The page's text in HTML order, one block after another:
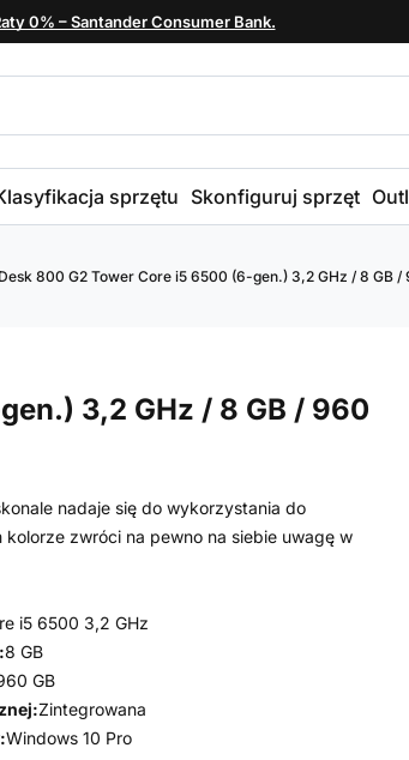
0% – Santander Consumer Bank.
sprzętu Skonfiguruj sprzęt
800 G2 Tower Core i5 6500 (6-gen.) 3,2 GHz / 8 GB /
3,2 GHz / 8 GB / 960
nadaje się do wykorzystania do
zwróci na pewno na siebie uwagę w
i5 6500 3,2 GHz
8 GB
GB
Zintegrowana
Windows 10 Pro